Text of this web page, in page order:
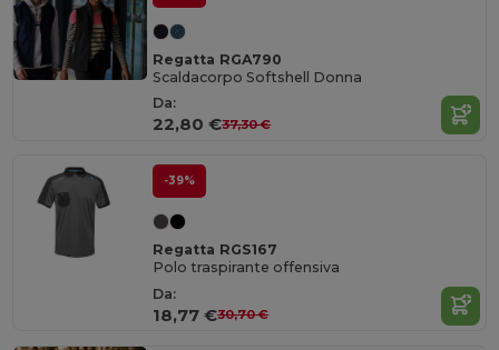
Regatta RGA790
Scaldacorpo Softshell Donna
Da:
22,80 €37,30 €
-39%
Regatta RGS167
Polo traspirante offensiva
Da:
18,77 €30,70 €